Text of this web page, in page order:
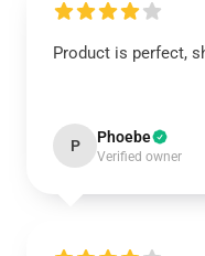
Product is perfect,
P Phoebe
Verified owner